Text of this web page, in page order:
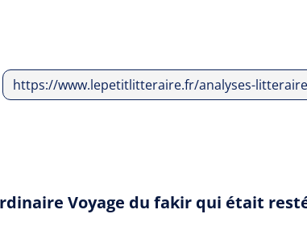
https://www.lepetitlitteraire.fr/analyses-
Voyage du fakir qui était